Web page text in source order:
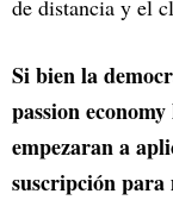
de distancia y el
Si bien la
passion
empezaran a
suscripción para